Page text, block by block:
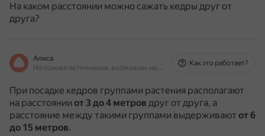
На каком расстоянии можно сажать кедры друг от
друга?
Алиса
На основе источников, возможны неточности
Как это работает?
При посадке кедров группами растения располагают
на расстоянии от 3 до 4 метров друг от друга, а
расстояние между такими группами выдерживают от 6
до 15 метров.